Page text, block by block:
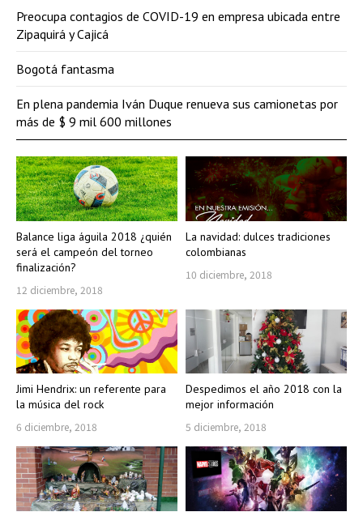
Balance liga águila 2018 ¿quién
será el campeón del torneo
finalización?
12 diciembre, 2018
La navidad: dulces tradiciones
colombianas
10 diciembre, 2018
Jimi Hendrix: un referente para
la música del rock
6 diciembre, 2018
Despedimos el año 2018 con la
mejor información
5 diciembre, 2018
Preocupa contagios de COVID-19 en empresa ubicada entre
Zipaquirá y Cajicá
Bogotá fantasma
En plena pandemia Iván Duque renueva sus camionetas por
más de $ 9 mil 600 millones